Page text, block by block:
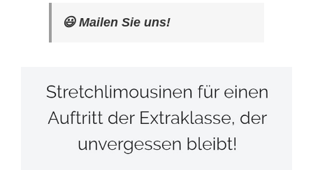
😃 Mailen Sie uns!